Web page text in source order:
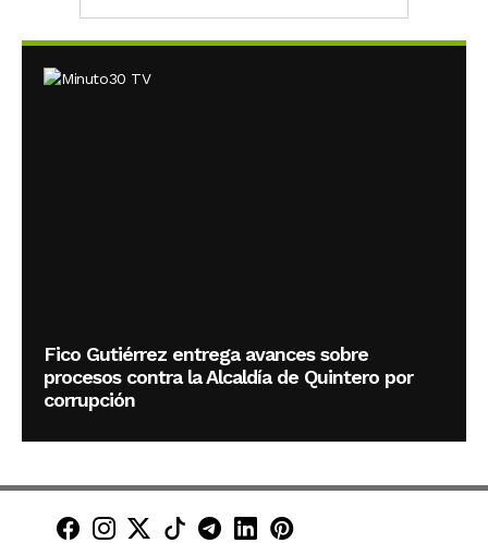
Fico Gutiérrez entrega avances sobre
procesos contra la Alcaldía de Quintero por
corrupción
Minuto30 en Facebook
Minuto30 en Instagram
Minuto30 en X (Twitter)
Minuto30 en TikTok
Canal de Minuto30 en
Minuto30 en LinkedIn
Minuto30 en